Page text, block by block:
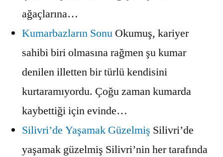
ağaçlarına…
Kumarbazların Sonu Okumuş, kariyer
sahibi biri olmasına rağmen şu kumar
denilen illetten bir türlü kendisini
kurtaramıyordu. Çoğu zaman kumarda
kaybettiği için evinde…
Silivri’de Yaşamak Güzelmiş Silivri’de
yaşamak güzelmiş Silivri’nin her tarafında